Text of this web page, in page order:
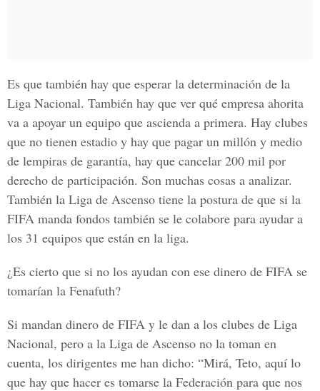
Es que también hay que esperar la determinación de la
Liga Nacional. También hay que ver qué empresa ahorita
va a apoyar un equipo que ascienda a primera. Hay clubes
que no tienen estadio y hay que pagar un millón y medio
de lempiras de garantía, hay que cancelar 200 mil por
derecho de participación. Son muchas cosas a analizar.
También la Liga de Ascenso tiene la postura de que si la
FIFA manda fondos también se le colabore para ayudar a
los 31 equipos que están en la liga.
¿Es cierto que si no los ayudan con ese dinero de FIFA se
tomarían la Fenafuth?
Si mandan dinero de FIFA y le dan a los clubes de Liga
Nacional, pero a la Liga de Ascenso no la toman en
cuenta, los dirigentes me han dicho: “Mirá, Teto, aquí lo
que hay que hacer es tomarse la Federación para que nos